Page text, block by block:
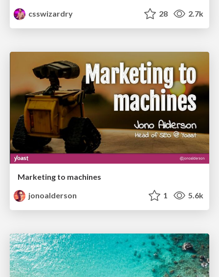
csswizardry
28 2.7k
Marketing to machines
jonoalderson
1 5.6k